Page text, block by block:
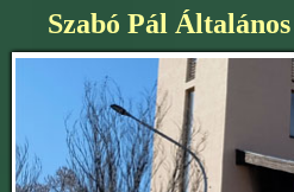
Szabó Pál